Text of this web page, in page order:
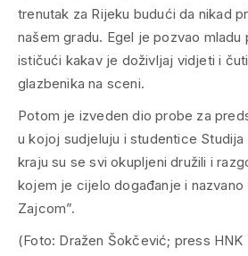
trenutak za Rijeku budući da nikad
našem gradu. Egel je pozvao mladu
ističući kakav je doživljaj vidjeti i
glazbenika na sceni.
Potom je izveden dio probe za
u kojoj sudjeluju i studentice Studija
kraju su se svi okupljeni družili i
kojem je cijelo događanje i nazvano
Zajcom”.
(Foto: Dražen Šokčević; press HNK